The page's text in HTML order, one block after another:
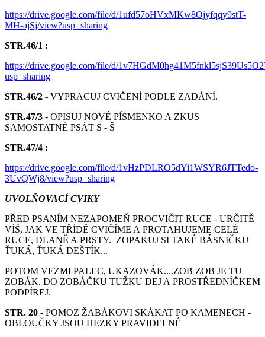
https://drive.google.com/file/d/1ufd57oHVxMKw8Ojyfqqy9stT-
MH-ajSj/view?usp=sharing
STR.46/1 :
https://drive.google.com/file/d/
usp=sharing
STR.46/2 - VYPRACUJ CVIČENÍ PODLE ZADÁNÍ.
STR.47/3 - OPISUJ NOVÉ PÍSMENKO A ZKUS
SAMOSTATNĚ PSÁT S - Š
STR.47/4 :
https://drive.google.com/file/d/1vHzPDLRO5dYi1WSYR6JTTedo-
3UvQWj8/view?usp=sharing
UVOLŇOVACÍ CVIKY
PŘED PSANÍM NEZAPOMEŇ PROCVIČIT RUCE - URČITĚ
VÍŠ, JAK VE TŘÍDĚ CVIČÍME A PROTAHUJEME CELÉ
RUCE, DLANĚ A PRSTY. ZOPAKUJ SI TAKÉ BÁSNIČKU
ŤUKÁ, ŤUKÁ DEŠTÍK...
POTOM VEZMI PALEC, UKAZOVÁK....ZOB ZOB JE TU
ZOBÁK. DO ZOBÁČKU TUŽKU DEJ A PROSTŘEDNÍČKEM
PODPÍREJ.
STR. 20 - POMOZ ŽABÁKOVI SKÁKAT PO KAMENECH -
OBLOUČKY JSOU HEZKY PRAVIDELNÉ